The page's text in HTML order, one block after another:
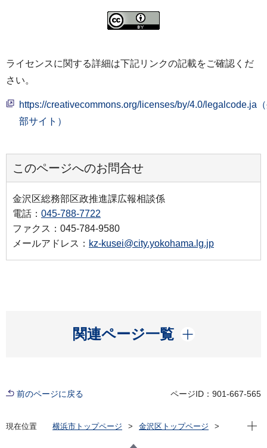
ライセンスに関する詳細は下記リンクの記載をご確認くだ
さい。
https://creativecommons.org/licenses/by/4.0/legalcode.ja
部サイト）
このページへのお問合せ
金沢区総務部区政推進課広報相談係
電話： 045-788-7722
ファクス：045-784-9580
メールアドレス： kz-kusei@city.yokohama.lg.jp
関連ページ一覧
開く
前のページに戻る ページID：901-667-565
現在位置 横浜市トップページ
金沢区トップページ
現在